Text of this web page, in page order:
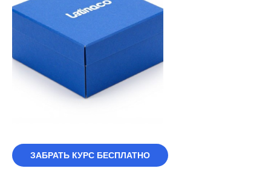
ЗАБРАТЬ КУРС БЕСПЛАТНО